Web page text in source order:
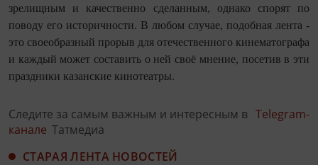
зрелищным и качественно сделанным, однако спорят по
поводу его историчности. В любом случае, подобная лента -
это своеобразный прорыв для отечественного кинематографа
и каждый может составить о ней своё мнение, посетив в эти
праздники казанские кинотеатры.
Следите за самым важным и интересным в Telegram-
канале Татмедиа
СТАРАЯ ЛЕНТА НОВОСТЕЙ